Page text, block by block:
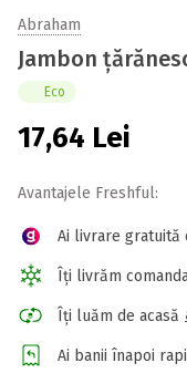
Abraham
Jambon
Eco
17,64 Lei
Avantajele Freshful:
Ai livrare gratuită
Îți livrăm
Îți luăm de acasă
Ai banii înapoi